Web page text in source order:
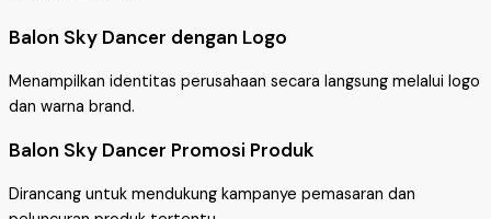
Balon Sky Dancer dengan Logo
Menampilkan identitas perusahaan secara langsung melalui logo
dan warna brand.
Balon Sky Dancer Promosi Produk
Dirancang untuk mendukung kampanye pemasaran dan